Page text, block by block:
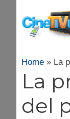
contenuto
Home » La
La
del